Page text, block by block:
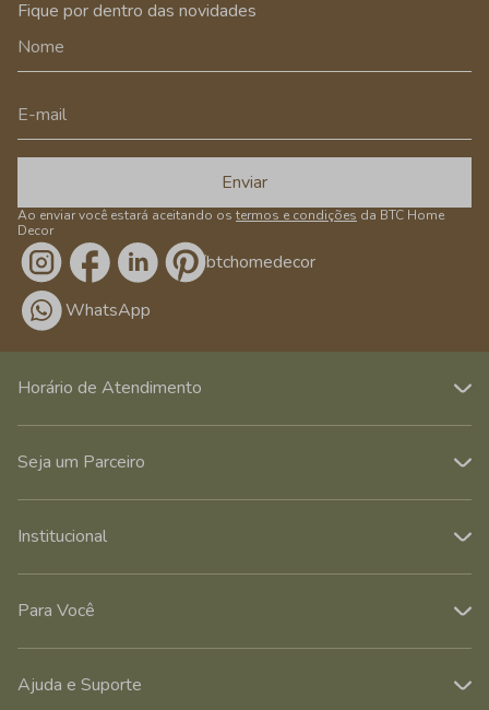
Fique por dentro das novidades
Enviar
Ao enviar você estará aceitando os termos e condições da BTC Home
Decor
/btchomedecor
WhatsApp
Horário de Atendimento
Seja um Parceiro
Institucional
Para Você
Ajuda e Suporte